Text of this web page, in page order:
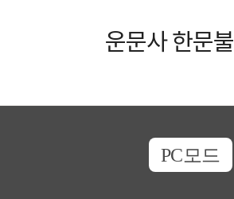
운문사 한문
PC모드